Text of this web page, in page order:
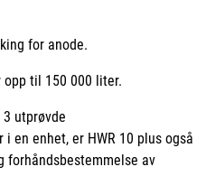
for anode.
opp til 150 000 liter.
utprøvde
en enhet, er HWR 10 plus også
forhåndsbestemmelse av